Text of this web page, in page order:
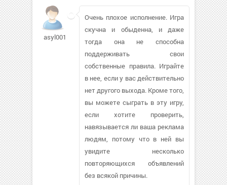
asyl00174
Очень плохое исполнение. Игра
скучна и обыденна, и даже
тогда она не способна
поддерживать свои
собственные правила. Играйте
в нее, если у вас действительно
нет другого выхода. Кроме того,
вы можете сыграть в эту игру,
если хотите проверить,
навязывается ли ваша реклама
людям, потому что в ней вы
увидите несколько
повторяющихся объявлений
без всякой причины.